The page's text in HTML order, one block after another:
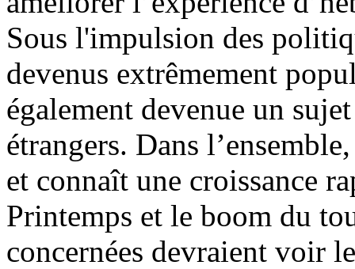
Sous l'impulsion des
devenus extrêmement
également devenue un
étrangers. Dans
et connaît une croissance
Printemps et le boom du
concernées devraient voir